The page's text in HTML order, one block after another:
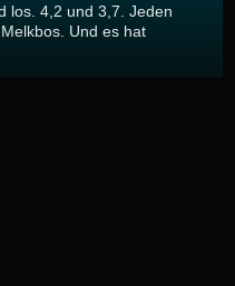
los. 4,2 und 3,7. Jeden
Und es hat